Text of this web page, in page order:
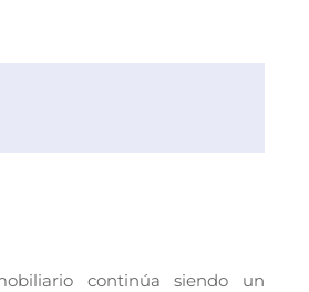
continúa siendo un